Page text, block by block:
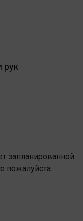
рук
запланированной
пожалуйста